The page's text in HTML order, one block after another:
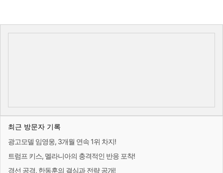
최근 방문자 기록
광고모델 임영웅, 3개월 연속 1위 차지!
트럼프 키스, 멜라니아의 충격적인 반응 포착!
경선 공격, 한동훈의 결심과 전략 공개!